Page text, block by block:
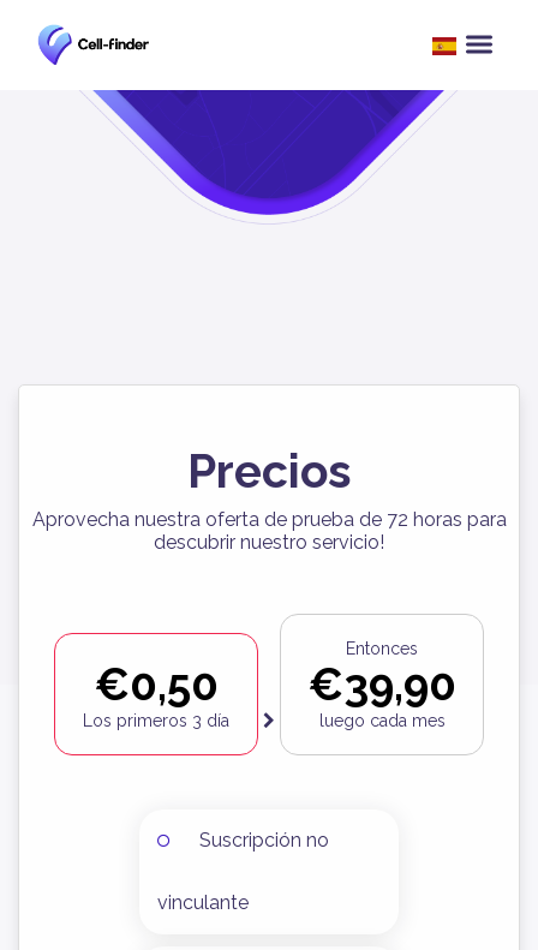
Precios
Aprovecha nuestra oferta de prueba de 72 horas para
descubrir nuestro servicio!
€0,50
Los primeros 3 día
Entonces
€39,90
luego cada mes
Suscripción no
vinculante